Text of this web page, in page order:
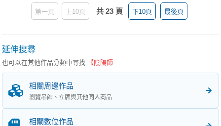
第一頁 上10頁 共 23 頁 下10頁 最後頁
延伸搜尋
也可以在其他作品分類中尋找 【陰陽師
相關周邊作品
瀏覽吊飾、立牌與其他同人商品
相關數位作品